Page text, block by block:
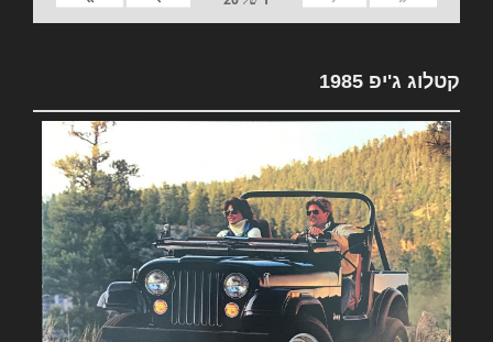
קטלוג ג'יפ 1985